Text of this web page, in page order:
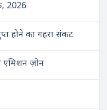
2026
होने का गहरा संकट
एमिशन ज़ोन